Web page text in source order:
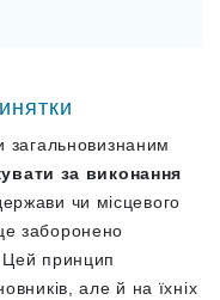
загальновизнаним
за виконання
чи місцевого
заборонено
Цей принцип
але й на їхніх